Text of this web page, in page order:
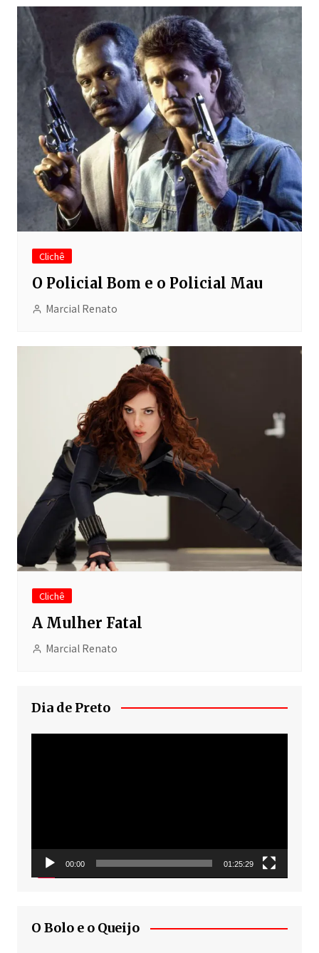
Clichê
O Policial Bom e o Policial Mau
Marcial Renato
Clichê
A Mulher Fatal
Marcial Renato
Dia de Preto
00:00 01:25:29
O Bolo e o Queijo